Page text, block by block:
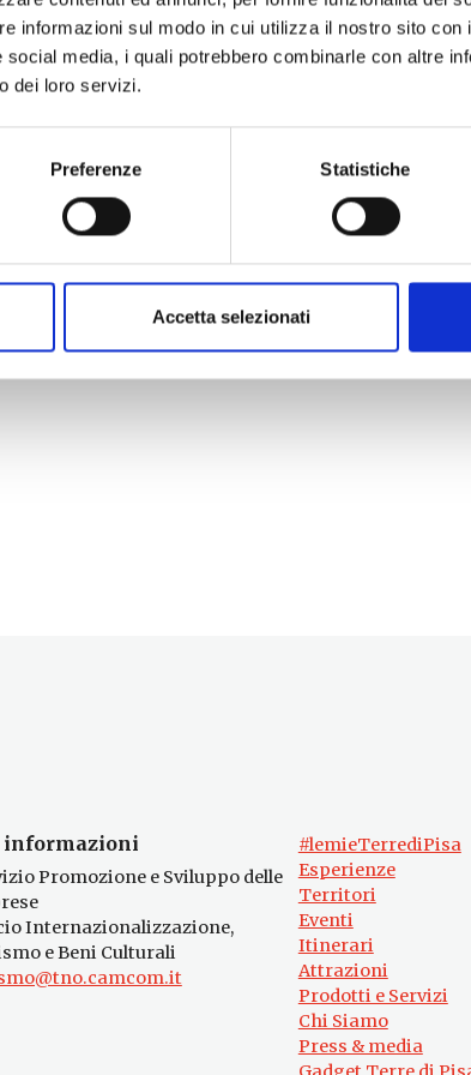
informazioni sul modo in cui utilizza il nostro sito
media, i quali potrebbero combinarle con altre
dei loro servizi.
Preferenze Statistiche
Accetta selezionati
cui potersi rigenerare, attraverso le arti
l’Ayurveda, e le varie discipline, dalla
Magnetoterapia, la Cristalloterapia, la
l’Ipnosi regressiva, il Rebirthing, i
l’Erboristeria.
informazioni
Promozione e Sviluppo delle
Internazionalizzazione,
e Beni Culturali
#lemieTerrediPisa
Esperienze
Territori
Eventi
Itinerari
Attrazioni
Prodotti e Servizi
Chi Siamo
Press & media